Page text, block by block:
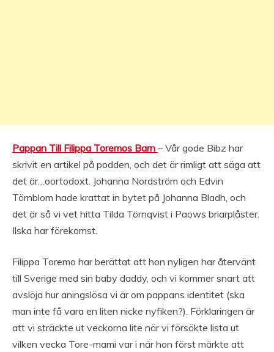
Pappan Till Filippa Toremos Barn – Vår gode Bibz har
skrivit en artikel på podden, och det är rimligt att säga att
det är…oortodoxt. Johanna Nordström och Edvin
Törnblom hade krattat in bytet på Johanna Bladh, och
det är så vi vet hitta Tilda Törnqvist i Paows briarplåster.
Ilska har förekomst.
Filippa Toremo har berättat att hon nyligen har återvänt
till Sverige med sin baby daddy, och vi kommer snart att
avslöja hur aningslösa vi är om pappans identitet (ska
man inte få vara en liten nicke nyfiken?). Förklaringen är
att vi sträckte ut veckorna lite när vi försökte lista ut
vilken vecka Tore-mami var i när hon först märkte att